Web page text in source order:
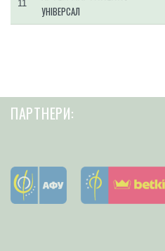
11
УНІВЕРСАЛ
ПАРТНЕРИ: